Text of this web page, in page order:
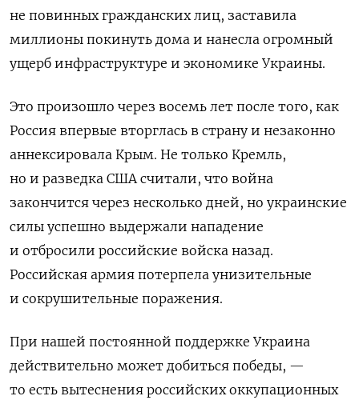
не повинных гражданских лиц, заставила
миллионы покинуть дома и нанесла огромный
ущерб инфраструктуре и экономике Украины.
Это произошло через восемь лет после того, как
Россия впервые вторглась в страну и незаконно
аннексировала Крым. Не только Кремль,
но и разведка США считали, что война
закончится через несколько дней, но украинские
силы успешно выдержали нападение
и отбросили российские войска назад.
Российская армия потерпела унизительные
и сокрушительные поражения.
При нашей постоянной поддержке Украина
действительно может добиться победы, —
то есть вытеснения российских оккупационных